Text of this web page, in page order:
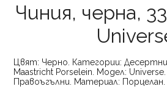
Чиния, черна,
Цвят: Черно. Категории: Десертни
Maastricht Porselein.
Модел: Universe.
Правоъгълни.
Материал: Порцелан.